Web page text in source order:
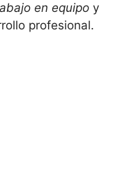
en equipo y
⁢profesional.